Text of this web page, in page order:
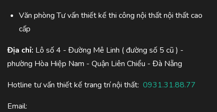
Văn phòng Tư vấn thiết kế thi công nội thất nội thất cao
cấp
Địa chỉ: Lô số 4 - Đường Mê Linh ( đường số 5 cũ ) -
phường Hòa Hiệp Nam - Quận Liên Chiểu - Đà Nẵng
Hotline tư vấn thiết kế trang trí nội thất: 0931.31.88.77
Email: